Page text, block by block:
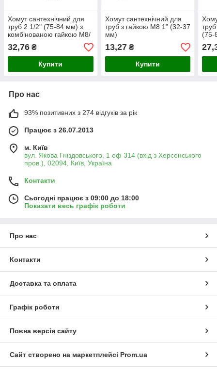
Хомут сантехнічний для
труб 2 1/2" (75-84 мм) з
комбінованою гайкою М8/
32,76 ₴
Купити
Хомут сантехнічний для
труб з гайкою М8 1" (32-37
мм)
13,27₴
Купити
(75-
Про нас
93% позитивних з 274 відгуків за рік
Працює з 26.07.2013
м. Київ
вул. Якова Гніздовського, 1 оф 314 (вхід з Херсонського
пров.), 02094, Київ, Україна
Контакти
Сьогодні працює з 09:00 до 18:00
Показати весь графік роботи
Про нас
Контакти
Доставка та оплата
Графік роботи
Повна версія сайту
Сайт створено на маркетплейсі Prom.ua